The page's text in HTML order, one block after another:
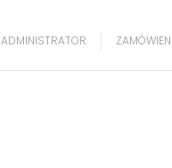
ADMINISTRATOR